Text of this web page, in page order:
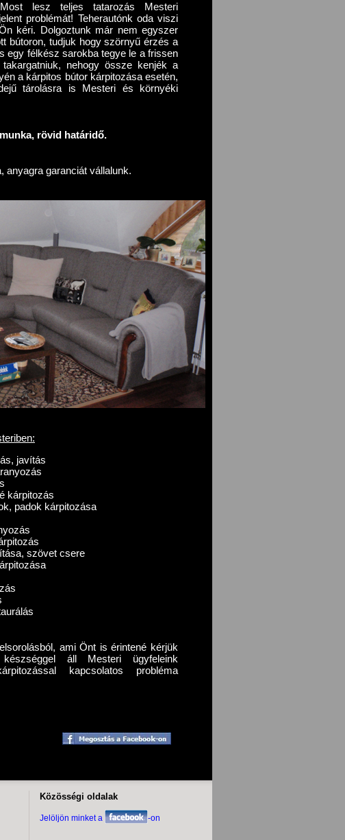
lesz teljes tatarozás Mesteri
problémát! Teherautónk oda viszi
kéri. Dolgoztunk már nem egyszer
bútoron, tudjuk hogy szörnyű érzés a
egy félkész sarokba tegye le a frissen
nehogy össze kenjék a
a kárpitos bútor kárpitozása esetén,
tárolásra is Mesteri és környéki
rövid határidő.
anyagra garanciát vállalunk.
javítás
kárpitozás
padok kárpitozása
szövet csere
ami Önt is érintené kérjük
áll Mesteri ügyfeleink
kapcsolatos probléma
Közösségi oldalak
Jelöljön minket a -on